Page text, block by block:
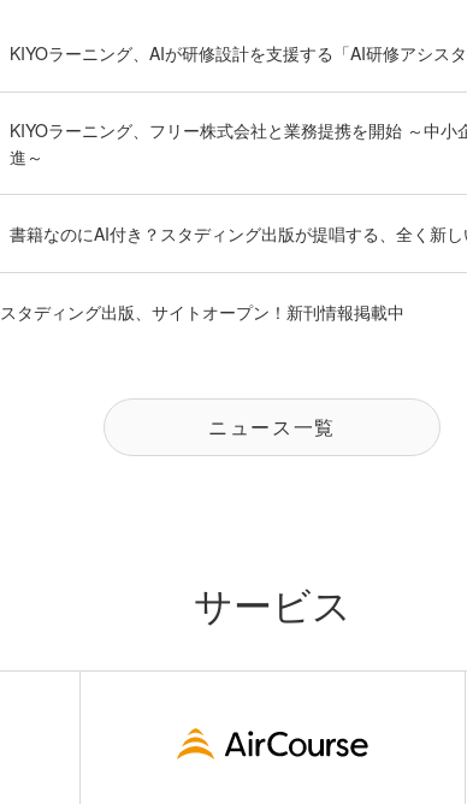
KIYOラーニング、AIが研修設計を支援する「AI研修アシス
KIYOラーニング、フリー株式会社と業務提携を開始 ～中
進～
書籍なのにAI付き？スタディング出版が提唱する、全く新
スタディング出版、サイトオープン！新刊情報掲載中
ニュース一覧
サービス